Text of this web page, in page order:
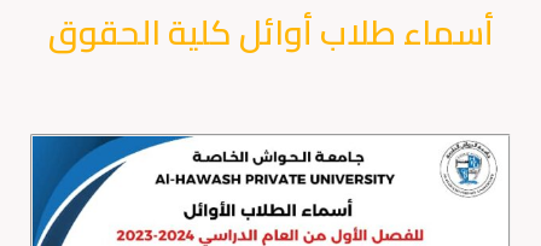
أسماء طلاب أوائل كلية الحقوق